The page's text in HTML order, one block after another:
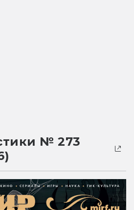
№ 273